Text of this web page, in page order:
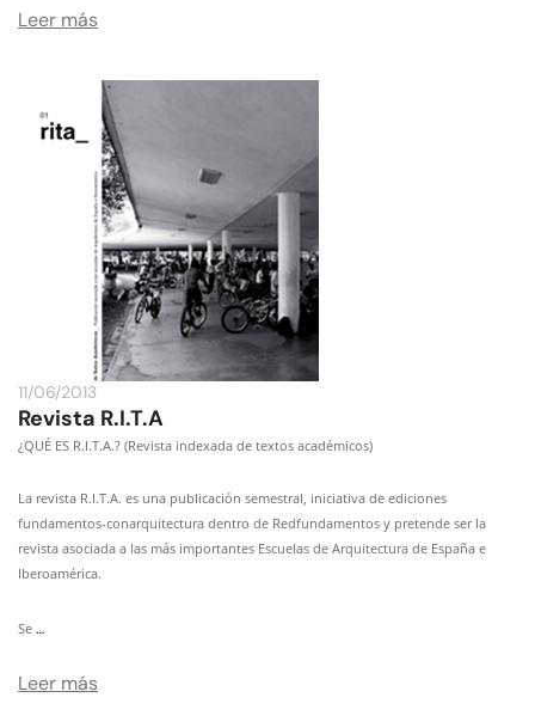
Leer más
11/06/2013
Revista R.I.T.A
¿QUÉ ES R.I.T.A.? (Revista indexada de textos académicos)
La revista R.I.T.A. es una publicación semestral, iniciativa de ediciones
fundamentos-conarquitectura dentro de Redfundamentos y pretende ser la
revista asociada a las más importantes Escuelas de Arquitectura de España e
Iberoamérica.
Se …
Leer más